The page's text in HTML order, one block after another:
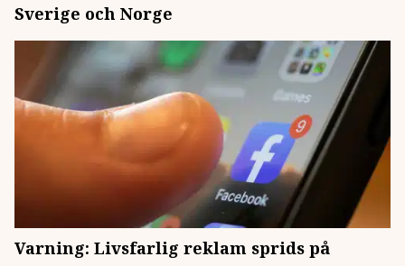
Sverige och Norge
Varning: Livsfarlig reklam sprids på